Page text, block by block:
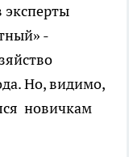
эксперты
-
Но, видимо,
новичкам